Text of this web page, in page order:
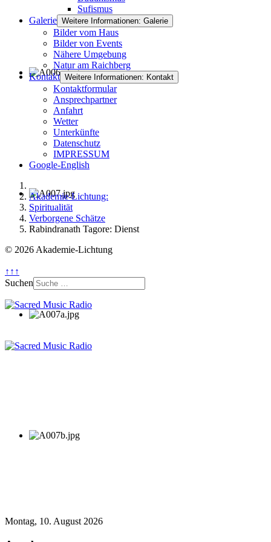
Sufismus
Galerie Weitere Informationen: Galerie
Bilder vom Haus
Bilder von Events
Nähere Umgebung
Natur am Raichberg
Kontakt Weitere Informationen: Kontakt
Kontaktformular
Ansprechpartner
Anfahrt
Wetter
Unterkünfte
Datenschutz
IMPRESSUM
Google-English
Akademie-Lichtung:
Spiritualität
Verborgene Schätze
Rabindranath Tagore: Dienst
© 2026 Akademie-Lichtung
↑↑↑
Suchen
Montag, 10. August 2026